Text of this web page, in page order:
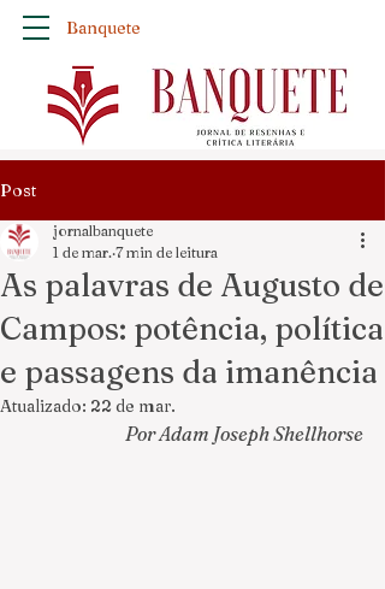
Banquete
Post
As palavras de Augusto de
Campos: potência, política
e passagens da imanência
jornalbanquete
1 de mar. 7 min de leitura
Atualizado: 22 de mar.
Por Adam Joseph Shellhorse